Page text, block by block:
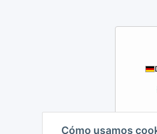
Cómo usamos